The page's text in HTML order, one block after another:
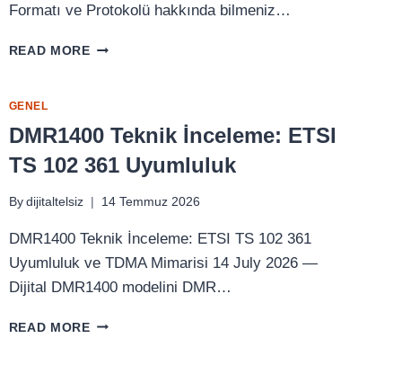
Formatı ve Protokolü hakkında bilmeniz…
READ MOREEMERGENCY
PROTOKOLÜ
GENEL
DMR1400 Teknik İnceleme: ETSI
TS 102 361 Uyumluluk
By dijitaltelsiz 14 Temmuz 2026
DMR1400 Teknik İnceleme: ETSI TS 102 361
Uyumluluk ve TDMA Mimarisi 14 July 2026 —
Dijital DMR1400 modelini DMR…
READ MOREDMR1400